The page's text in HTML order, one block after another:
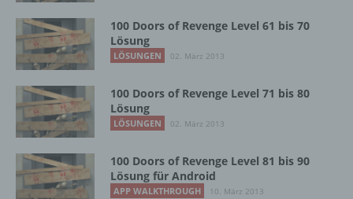
100 Doors of Revenge Level 61 bis 70
Lösung
LÖSUNGEN 02. März 2013
100 Doors of Revenge Level 71 bis 80
Lösung
LÖSUNGEN 02. März 2013
100 Doors of Revenge Level 81 bis 90
Lösung für Android
APP WALKTHROUGH 10. März 2013
sie mit der Verarbeitung der sie betreffenden
personenbezogenen Daten einverstanden
ist.
Name und Anschrift des für die Verarbeitung
Verantwortlichen
Verantwortlicher im Sinne der Datenschutz-
Grundverordnung, sonstiger in den Mitgliedstaaten
der Europäischen Union geltenden